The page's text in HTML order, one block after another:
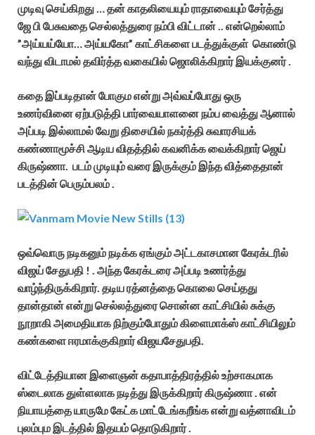
முடிவு செய்கிறது … தன் காதலியையும் ராதாவையும் சேர்த்து
ஜே பி பேசுவதை செல்லத்துரை நம்பி விட்டான் .. என்றெல்லாம்
”அய்யய்யோ… அய்யகோ” காட்சிகளை படத்துக்குள் கொண்டு
வந்து விடாமல் தவிர்த்த வகையில் ஜொலிக்கிறார் இயக்குனர் .
கதை இப்படிதான் போகும என்று அவ்வப்போது ஒரு
உணர்வினை ஏற்படுத்தி பார்வையாளனை நம்ப வைத்து ஆனால்
அப்படி இல்லாமல் வேறு திசையில் நகர்த்தி சுவாரசியக்
கண்ணாமூச்சி ஆடிய விதத்தில் கவனிக்க வைக்கிறார் ஜெய்
கிருஷ்ணா. படம் முடியும் வரை இருக்கும் இந்த வித்தைதான்
படத்தின் பெரும்பலம் .
ஒவ்வொரு நடிகனும் நடிக்க ஏங்கும் அட்டகாசமான கேரக்டரில்
விஜய் சேதுபதி ! . அந்த கேரக்டரை அப்படி உணர்த்து
வாழ்ந்திருக்கிறார். தடிய ரத்னத்தை கொலை செய்தது
தான்தான் என்று செல்லத்துரை சொன்ன காட்சியில் சுக்கு
நூறாகி அமைதியாக நிற்கும்போதும் கிளைமாக்ஸ் காட்சியிலும்
கண்களை ஈரமாக்குகிறார் விஜயசேதுபதி.
விட்டேத்தியான இளைஞன் கதாபாத்திரத்தில் உற்சாகமாக
ஸ்டைலாக துள்ளலாக நடித்து இருக்கிறார் கிருஷ்ணா . என்
நியாயத்தை யாருமே கேட்க மாட்டேங்கறீங்க என்று வத்னாவிடம்
புலம்பும இடத்தில் இதயம் தொடுகிறார் .